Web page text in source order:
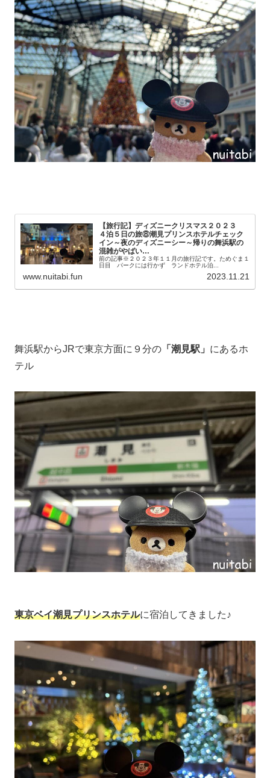
【旅行記】ディズニークリスマス２０２３
４泊５日の旅⑧潮見プリンスホテルチェック
イン～夜のディズニーシー～帰りの舞浜駅の
混雑がやばい…
前の記事※２０２３年１１月の旅行記です。ためぐま１
日目 パークには行かず ランドホテル泊...
www.nuitabi.fun 2023.11.21
舞浜駅からJRで東京方面に９分の 「潮見駅」 にあるホ
テル
東京ベイ潮見プリンスホテルに宿泊してきました♪